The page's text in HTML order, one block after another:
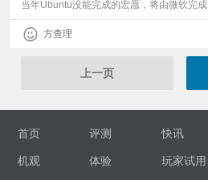
当年Ubuntu没能完成的宏愿，将由微软完成
方查理
上一页
首页 评测 快讯
机观 体验 玩家试用